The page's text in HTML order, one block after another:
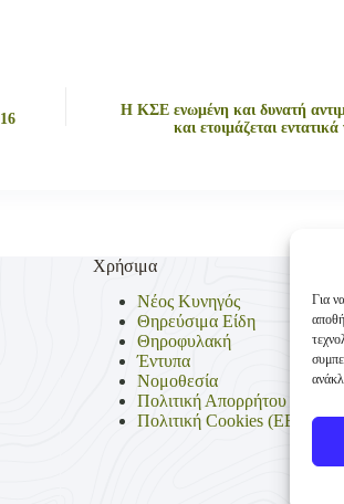
Για
Η ΚΣΕ ενωμένη και δυνατή
και ετοιμάζεται
Χρήσιμα
Νέος Κυνηγός
Θηρεύσιμα Είδη
Θηροφυλακή
Έντυπα
Νομοθεσία
Πολιτική Απορρήτου
Πολιτική Cookies (ΕΕ)